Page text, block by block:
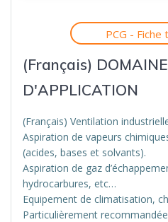
PCG - Fiche
(Français)
D'APPLICATION
(Français) Ventilation
Aspiration de vapeurs
(acides, bases et solvants).
Aspiration de gaz
hydrocarbures, etc…
Equipement de climatisation,
Particulièrement